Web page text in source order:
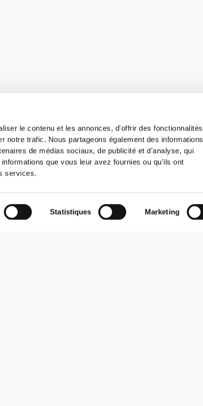
le contenu et les annonces, d'offrir des fonctionnalités
notre trafic. Nous partageons également des informations
de médias sociaux, de publicité et d'analyse, qui
que vous leur avez fournies ou qu'ils ont
services.
Statistiques Marketing